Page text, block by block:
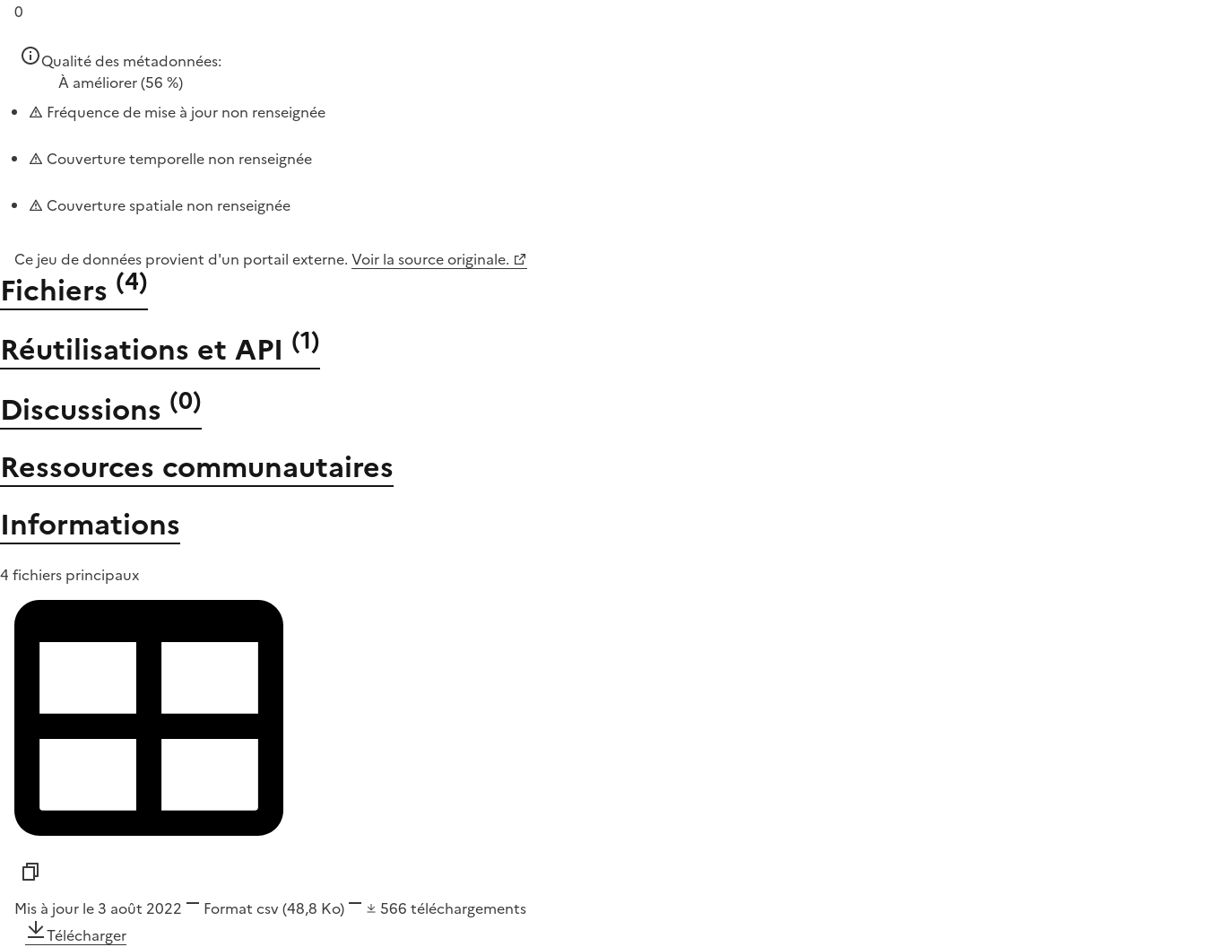
0
Qualité des métadonnées:
À améliorer(56 %)
Fréquence de mise à jour non renseignée
Couverture temporelle non renseignée
Couverture spatiale non renseignée
Ce jeu de données provient d'un portail externe. Voir la source originale.
Fichiers (4)
Réutilisations et API (1)
Discussions (0)
Ressources communautaires
Informations
4 fichiers principaux
Mis à jour le 3 août 2022 Format csv(48,8 Ko) 566 téléchargements
Télécharger